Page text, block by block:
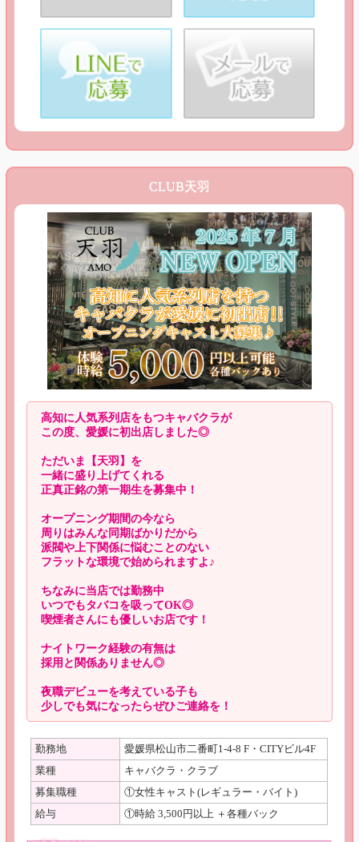
CLUB天羽
高知に人気系列店をもつキャバクラが
この度、愛媛に初出店しました◎
ただいま【天羽】を
一緒に盛り上げてくれる
正真正銘の第一期生を募集中！
オープニング期間の今なら
周りはみんな同期ばかりだから
派閥や上下関係に悩むことのない
フラットな環境で始められますよ♪
ちなみに当店では勤務中
いつでもタバコを吸ってOK◎
喫煙者さんにも優しいお店です！
ナイトワーク経験の有無は
採用と関係ありません◎
夜職デビューを考えている子も
少しでも気になったらぜひご連絡を！
勤務地
愛媛県松山市二番町1-4-8 F・CITYビル4F
業種
キャバクラ・クラブ
募集職種
①女性キャスト(レギュラー・バイト)
給与
①時給 3,500円以上 ＋各種バック